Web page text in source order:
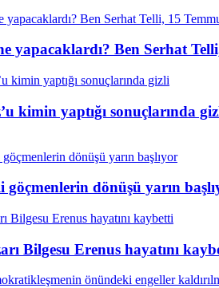
yapacaklardı? Ben Serhat
kimin yaptığı sonuçlarında
göçmenlerin dönüşü yarın
Bilgesu Erenus hayatını